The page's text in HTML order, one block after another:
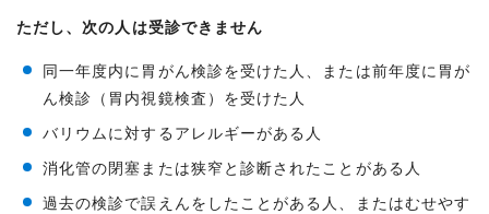
ただし、次の人は受診できません
同一年度内に胃がん検診を受けた人、または前年度に胃が
ん検診（胃内視鏡検査）を受けた人
バリウムに対するアレルギーがある人
消化管の閉塞または狭窄と診断されたことがある人
過去の検診で誤えんをしたことがある人、またはむせやす